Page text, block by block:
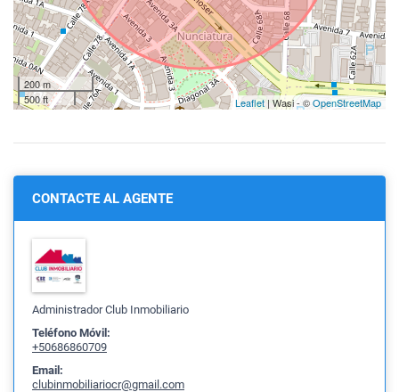
200 m
500 ft
Leaflet | Wasi - ©OpenStreetMap
CONTACTE AL AGENTE
Administrador Club Inmobiliario
Teléfono Móvil:
+50686860709
Email:
clubinmobiliariocr@gmail.com